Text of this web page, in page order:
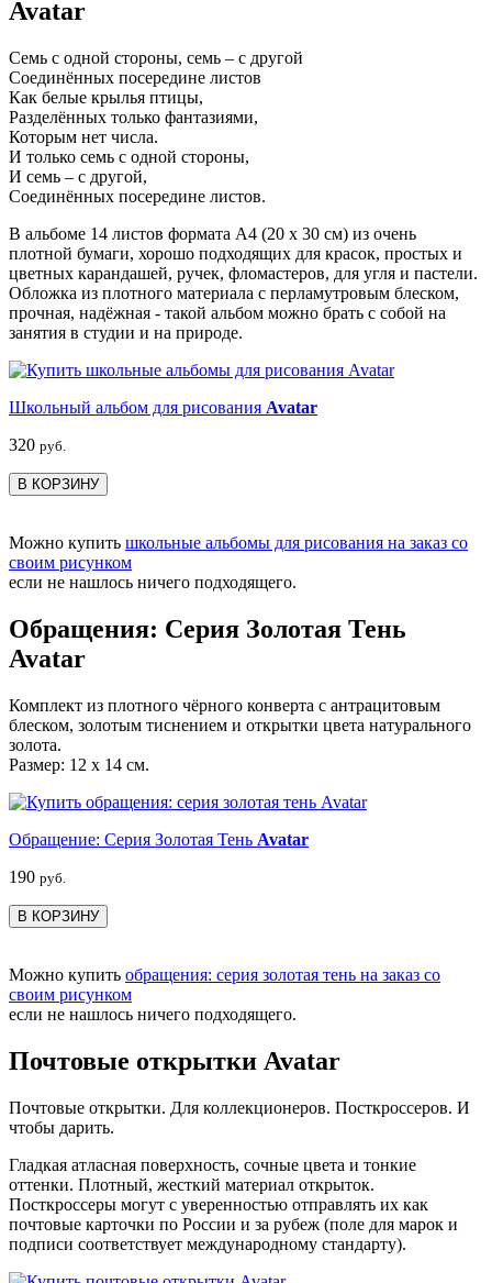
Avatar
Семь с одной стороны, семь – с другой
Соединённых посередине листов
Как белые крылья птицы,
Разделённых только фантазиями,
Которым нет числа.
И только семь с одной стороны,
И семь – с другой,
Соединённых посередине листов.
В альбоме 14 листов формата А4 (20 х 30 см) из очень
плотной бумаги, хорошо подходящих для красок, простых и
цветных карандашей, ручек, фломастеров, для угля и пастели.
Обложка из плотного материала с перламутровым блеском,
прочная, надёжная - такой альбом можно брать с собой на
занятия в студии и на природе.
Школьный альбом для рисования Avatar
320 руб.
В КОРЗИНУ
Можно купить школьные альбомы для рисования на заказ со
своим рисунком
если не нашлось ничего подходящего.
Обращения: Серия Золотая Тень
Avatar
Комплект из плотного чёрного конверта с антрацитовым
блеском, золотым тиснением и открытки цвета натурального
золота.
Размер: 12 х 14 см.
Обращение: Серия Золотая Тень Avatar
190 руб.
В КОРЗИНУ
Можно купить обращения: серия золотая тень на заказ со
своим рисунком
если не нашлось ничего подходящего.
Почтовые открытки Avatar
Почтовые открытки. Для коллекционеров. Посткроссеров. И
чтобы дарить.
Гладкая атласная поверхность, сочные цвета и тонкие
оттенки. Плотный, жесткий материал открыток.
Посткроссеры могут с уверенностью отправлять их как
почтовые карточки по России и за рубеж (поле для марок и
подписи соответствует международному стандарту).